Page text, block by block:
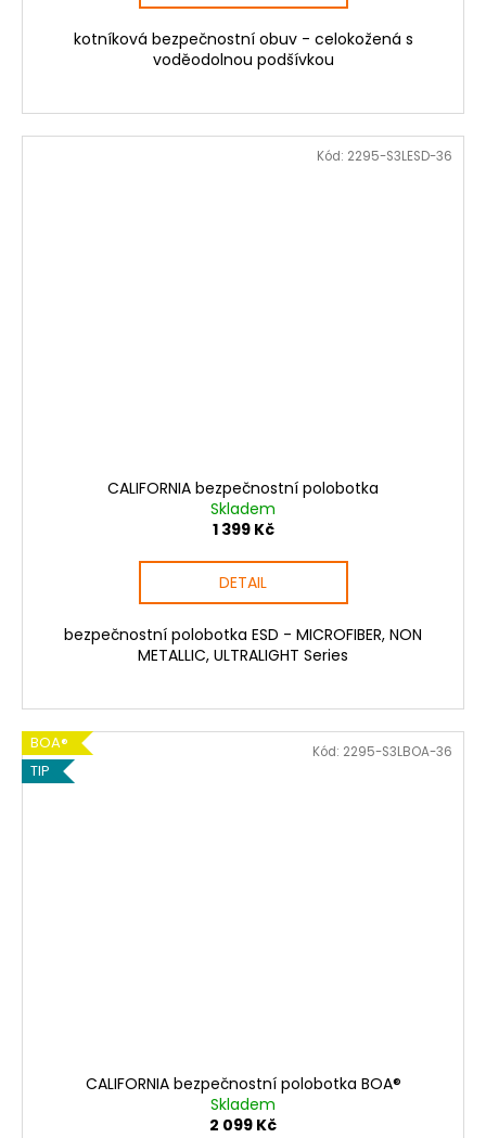
kotníková bezpečnostní obuv - celokožená s
voděodolnou podšívkou
CALIFORNIA bezpečnostní polobotka
Skladem
1 399 Kč
DETAIL
bezpečnostní polobotka ESD - MICROFIBER, NON
METALLIC, ULTRALIGHT Series
Kód: 2295-S3LESD-36
BOA®
TIP
CALIFORNIA bezpečnostní polobotka BOA®
Skladem
2 099 Kč
Kód: 2295-S3LBOA-36